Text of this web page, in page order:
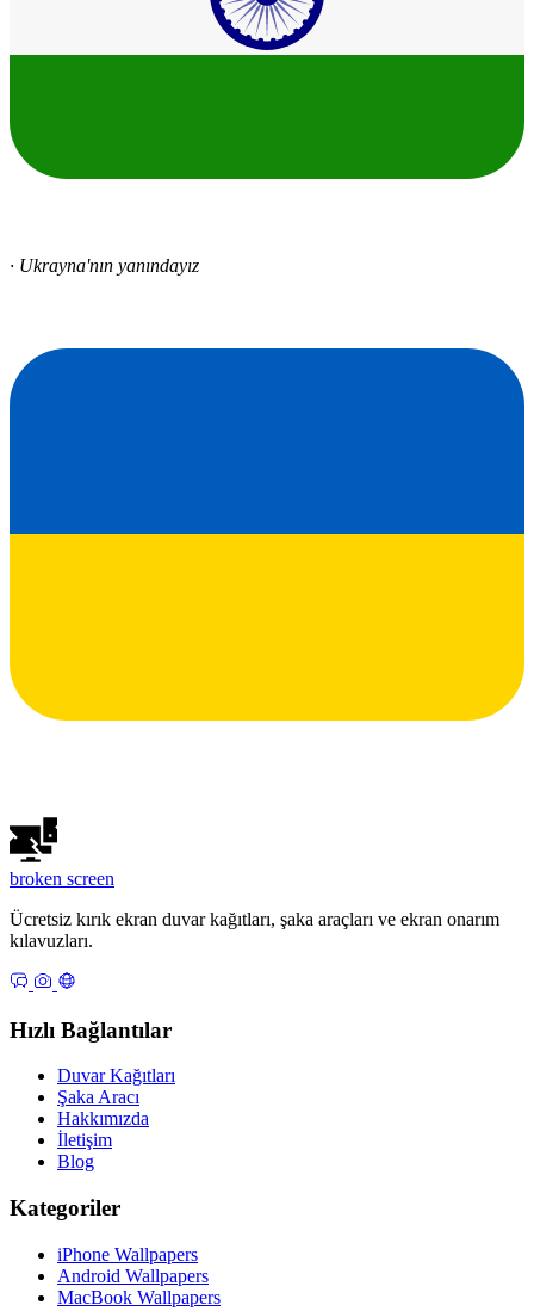
· Ukrayna'nın yanındayız
broken screen
Ücretsiz kırık ekran duvar kağıtları, şaka araçları ve ekran onarım
kılavuzları.
Hızlı Bağlantılar
Duvar Kağıtları
Şaka Aracı
Hakkımızda
İletişim
Blog
Kategoriler
iPhone Wallpapers
Android Wallpapers
MacBook Wallpapers